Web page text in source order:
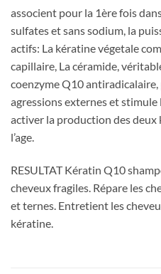
associent pour la 1ère fois
sulfates et sans sodium, la
actifs: La kératine végetale
capillaire, La céramide,
coenzyme Q10
agressions externes et stimule
activer la production des deux
l’age.
RESULTAT Kératin Q10
cheveux fragiles. Répare les
et ternes. Entretient les
kératine.